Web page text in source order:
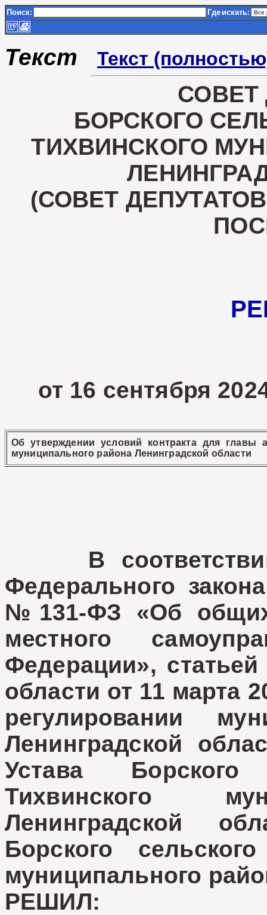
Поиск: Где искать:
Текст Текст
СОВЕТ
БОРСКОГО
ТИХВИНСКОГО
(СОВЕТ
от 16
Об утверждении условий контракта для главы
муниципального района Ленинградской области
В соответствии
Федерального
№131-ФЗ «Об общих
местного
Федерации»,
области от 11 марта
регулировании
Ленинградской
Устава Борского
Тихвинского
Ленинградской
Борского
муниципального
РЕШИЛ: